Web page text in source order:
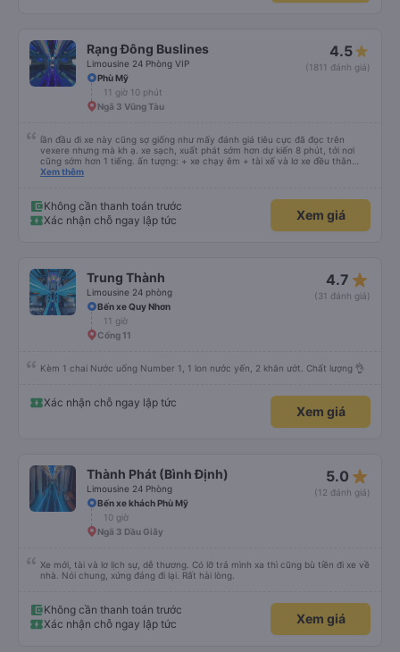
Rạng Đông Buslines
Limousine 24 Phòng VIP
4.5
(1811 đánh giá)
Phù Mỹ
11 giờ 10 phút
Ngã 3 Vũng Tàu
lần đầu đi xe này cũng sợ giống như mấy đánh giá tiêu cực đã đọc trên
vexere nhưng mà kh ạ. xe sạch, xuất phát sớm hơn dự kiến 8 phút, tới nơi
cũng sớm hơn 1 tiếng. ấn tượng: + xe chạy êm + tài xế và lơ xe đều thân
thiện dễ thương. thật ra cũng kh tiếp xúc nhiều+ lắm nhưng cá nhân mình
an sương, xe dừng đúng 3 lần (cả ăn tối) cho khách đi vệ sinh. cái hay ở đây
là khi gần tới chỗ ăn tối sẽ có loa thông báo, loa báo là dừng 30p nhưng thực
tế chỉ dừng khoảng 25p, chắc do khách đã lên đông đủ. tóm lại thì lần đầu đi
Xem thêm
Không cần thanh toán trước
Xác nhận chỗ ngay lập tức
Xem giá
Trung Thành
Limousine 24 phòng
4.7 star_rate
(31 đánh giá)
Bến xe Quy Nhơn
11 giờ
Cổng 11
Kèm 1 chai Nước uống Number 1, 1 lon nước yến, 2 khăn ướt. Chất lượng 👌
Xác nhận chỗ ngay lập tức
Xem giá
Thành Phát (Bình Định)
Limousine 24 Phòng
5.0 star_rate
(12 đánh giá)
Bến xe khách Phù Mỹ
10 giờ
Ngã 3 Dầu Giây
Xe mới, tài và lơ lịch sự, dễ thương. Có lỡ trả mình xa thì cũng bù tiền đi xe về
nhà. Nói chung, xứng đáng đi lại. Rất hài lòng.
Không cần thanh toán trước
Xác nhận chỗ ngay lập tức
Xem giá